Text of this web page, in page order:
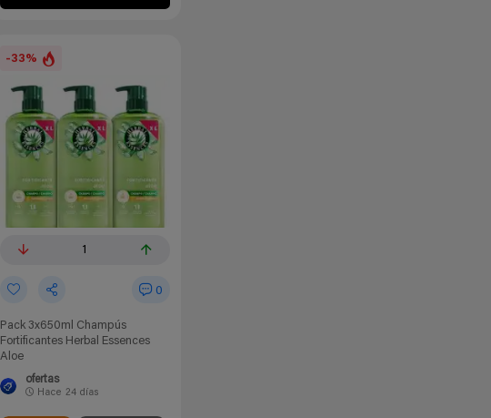
-33%
1
0
Pack 3x650ml Champús
Fortificantes Herbal Essences
Aloe
ofertas
Hace 24 días